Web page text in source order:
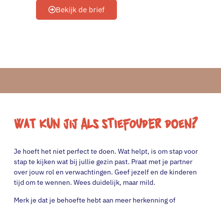
Bekijk de brief
Wat kun jij als stiefouder doen?
Je hoeft het niet perfect te doen. Wat helpt, is om stap voor
stap te kijken wat bij jullie gezin past. Praat met je partner
over jouw rol en verwachtingen. Geef jezelf en de kinderen
tijd om te wennen. Wees duidelijk, maar mild.
Merk je dat je behoefte hebt aan meer herkenning of